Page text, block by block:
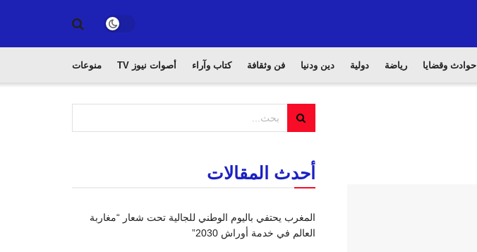
حوادث وقضايا رياضة دولية دين ودنيا فن وثقافة كتاب وآراء أصوات نيوز TV منوعات
أحدث المقالات
المغرب يحتفي باليوم الوطني للجالية تحت شعار “مغاربة
العالم في خدمة أوراش 2030”